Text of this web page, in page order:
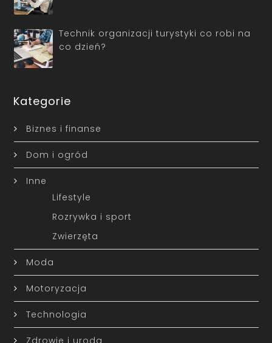
Technik organizacji turystyki co robi na
co dzień?
Kategorie
Biznes i finanse
Dom i ogród
Inne
Lifestyle
Rozrywka i sport
Zwierzęta
Moda
Motoryzacja
Technologia
Zdrowie i uroda